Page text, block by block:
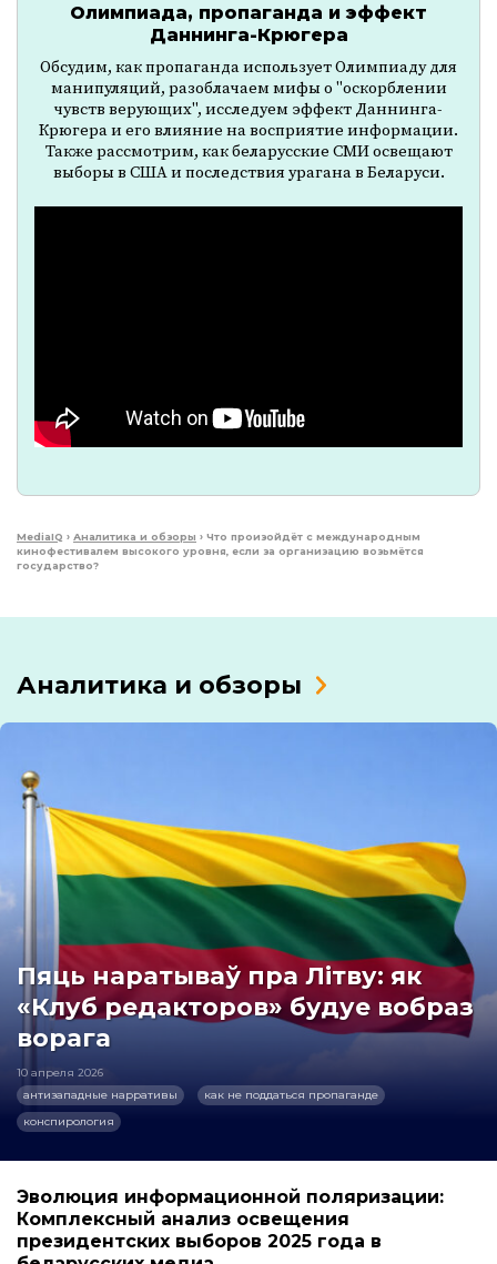
Олимпиада, пропаганда и эффект
Даннинга-Крюгера
Обсудим, как пропаганда использует Олимпиаду для
манипуляций, разоблачаем мифы о "оскорблении
чувств верующих", исследуем эффект Даннинга-
Крюгера и его влияние на восприятие информации.
Также рассмотрим, как беларусские СМИ освещают
выборы в США и последствия урагана в Беларуси.
MediaIQ › Аналитика и обзоры › Что произойдёт с международным
кинофестивалем высокого уровня, если за организацию возьмётся
государство?
Аналитика и обзоры
Пяць наратываў пра Літву: як
«Клуб редакторов» будуе вобраз
ворага
10 апреля 2026
антизападные нарративы
как не поддаться пропаганде
конспирология
Эволюция информационной поляризации:
Комплексный анализ освещения
президентских выборов 2025 года в